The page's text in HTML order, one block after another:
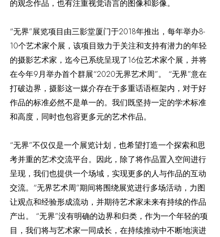
的观念作品，也有注重视觉语言的图像和影像。
“无界”展览项目由三影堂厦门于2018年推出，每年举办8-
10个艺术家个展，该项目致力于关注和支持有潜力的年轻
的摄影艺术家，迄今已系统呈现了16位艺术家个展，并将
在今年9 月举办首个群展“2020无界艺术周”。 “无界”意在
打破边界，摄影这一媒介存在于多重话语框架内，对于好
作品的标准必然不是单一的。我们既坚持一定的学术标准
和高度，同时也包容更多元的艺术作品。
“无界”不仅仅是一个展览计划，也希望打造一个探索和思
考并重的艺术交流平台。因此，除了将作品置入空间进行
呈现，我们也提供一个场域，实现更多的人与作品的互动
交流。 “无界艺术周”期间将围绕展览进行多场活动，力图
让观点和经验形成流动，并期待艺术家未来有持续的作品
产出。
“无界”没有明确的边界和归类，作为一个年轻的项
目，我们将与艺术家一同成长，在持续推动中不断地演进